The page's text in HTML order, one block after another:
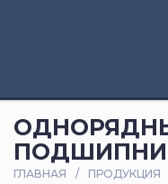
и
статьи
Оплата
ПОДШИПНИК
ГЛАВНАЯ ПРОДУКЦИЯ